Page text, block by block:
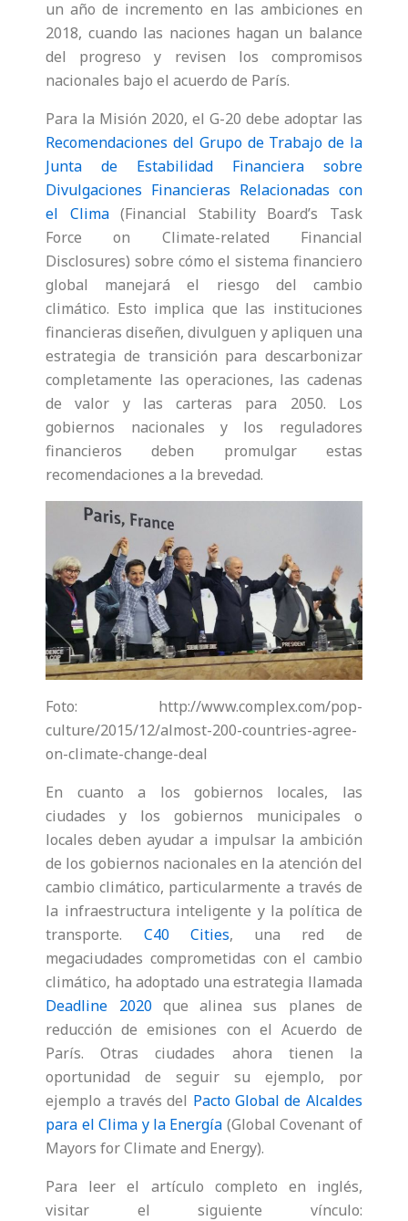
un año de incremento en las ambiciones en
2018, cuando las naciones hagan un balance
del progreso y revisen los compromisos
nacionales bajo el acuerdo de París.
Para la Misión 2020, el G-20 debe adoptar las
Recomendaciones del Grupo de Trabajo de la
Junta de Estabilidad Financiera sobre
Divulgaciones Financieras Relacionadas con
el Clima(Financial Stability Board’s Task
Force on Climate-related Financial
Disclosures) sobre cómo el sistema financiero
global manejará el riesgo del cambio
climático. Esto implica que las instituciones
financieras diseñen, divulguen y apliquen una
estrategia de transición para descarbonizar
completamente las operaciones, las cadenas
de valor y las carteras para 2050. Los
gobiernos nacionales y los reguladores
financieros deben promulgar estas
recomendaciones a la brevedad.
Foto: http://www.complex.com/pop-
culture/2015/12/almost-200-countries-agree-
on-climate-change-deal
En cuanto a los gobiernos locales, las
ciudades y los gobiernos municipales o
locales deben ayudar a impulsar la ambición
de los gobiernos nacionales en la atención del
cambio climático, particularmente a través de
la infraestructura inteligente y la política de
transporte. C40 Cities, una red de
megaciudades comprometidas con el cambio
climático, ha adoptado una estrategia llamada
Deadline 2020que alinea sus planes de
reducción de emisiones con el Acuerdo de
París. Otras ciudades ahora tienen la
oportunidad de seguir su ejemplo, por
ejemplo a través del Pacto Global de Alcaldes
para el Clima y la Energía (Global Covenant of
Mayors for Climate and Energy).
Para leer el artículo completo en inglés,
visitar el siguiente vínculo: